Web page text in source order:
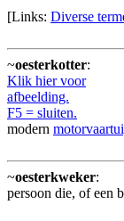
[Links: Diverse
~oesterkotter:
Klik hier voor
afbeelding.
F5 = sluiten.
modern
~oesterkweker:
persoon die, of een